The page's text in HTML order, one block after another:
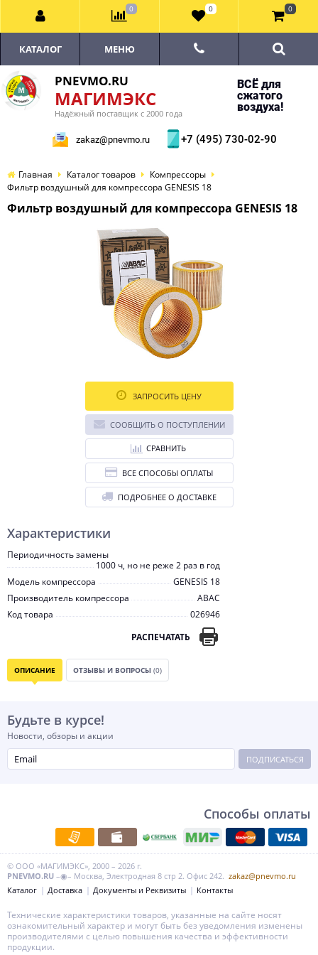
PNEVMO.RU
МАГИМЭКС
Надёжный поставщик с 2000 года
ВСЁ для
сжатого
воздуха!
zakaz@pnevmo.ru +7 (495) 730-02-90
КАТАЛОГ МЕНЮ
Главная Каталог товаров
Компрессоры
Фильтр воздушный для компрессора GENESIS 18
Фильтр воздушный для компрессора GENESIS 18
Характеристики
Периодичность замены
1000 ч, но не реже 2 раз в год
Модель компрессора
GENESIS 18
Производитель компрессора
ABAC
Код товара
026946
РАСПЕЧАТАТЬ
ЗАПРОСИТЬ ЦЕНУ
СООБЩИТЬ О ПОСТУПЛЕНИИ
СРАВНИТЬ
ВСЕ СПОСОБЫ ОПЛАТЫ
ПОДРОБНЕЕ О ДОСТАВКЕ
ОПИСАНИЕ ОТЗЫВЫ И ВОПРОСЫ (0)
Будьте в курсе!
Новости, обзоры и акции
ПОДПИСАТЬСЯ
Способы оплаты
© ООО «МАГИМЭКС», 2000 – 2026 г.
PNEVMO.RU –◉– Москва, Электродная 8 стр 2. Офис 242. zakaz@pnevmo.ru
Каталог
Доставка Документы и Реквизиты Контакты
0 0 0
Технические характеристики товаров, указанные на сайте носят
ознакомительный характер и могут быть без уведомления изменены
производителями с целью повышения качества и эффективности
продукции.